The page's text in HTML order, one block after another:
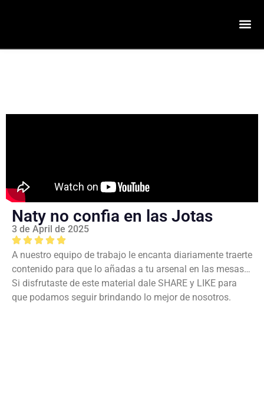
Naty no confia en las Jotas
3 de April de 2025
A nuestro equipo de trabajo le encanta diariamente traerte
contenido para que lo añadas a tu arsenal en las mesas…
Si disfrutaste de este material dale SHARE y LIKE para
que podamos seguir brindando lo mejor de nosotros.